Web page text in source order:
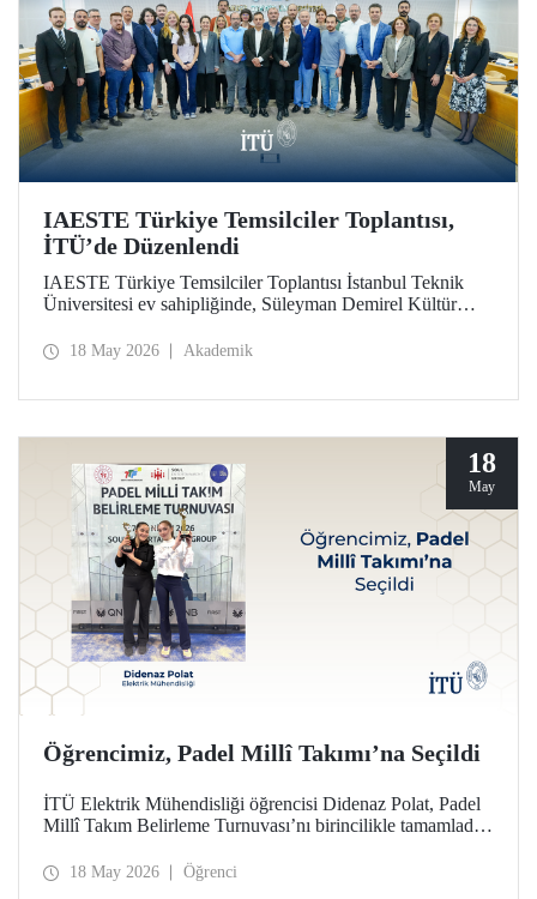
IAESTE Türkiye Temsilciler Toplantısı,
İTÜ’de Düzenlendi
IAESTE Türkiye Temsilciler Toplantısı İstanbul Teknik
Üniversitesi ev sahipliğinde, Süleyman Demirel Kültür
18 May 2026 Akademik
18
May
Öğrencimiz, Padel Millî Takımı’na Seçildi
İTÜ Elektrik Mühendisliği öğrencisi Didenaz Polat, Padel
Millî Takım Belirleme Turnuvası’nı birincilikle tamamladığı
18 May 2026 Öğrenci